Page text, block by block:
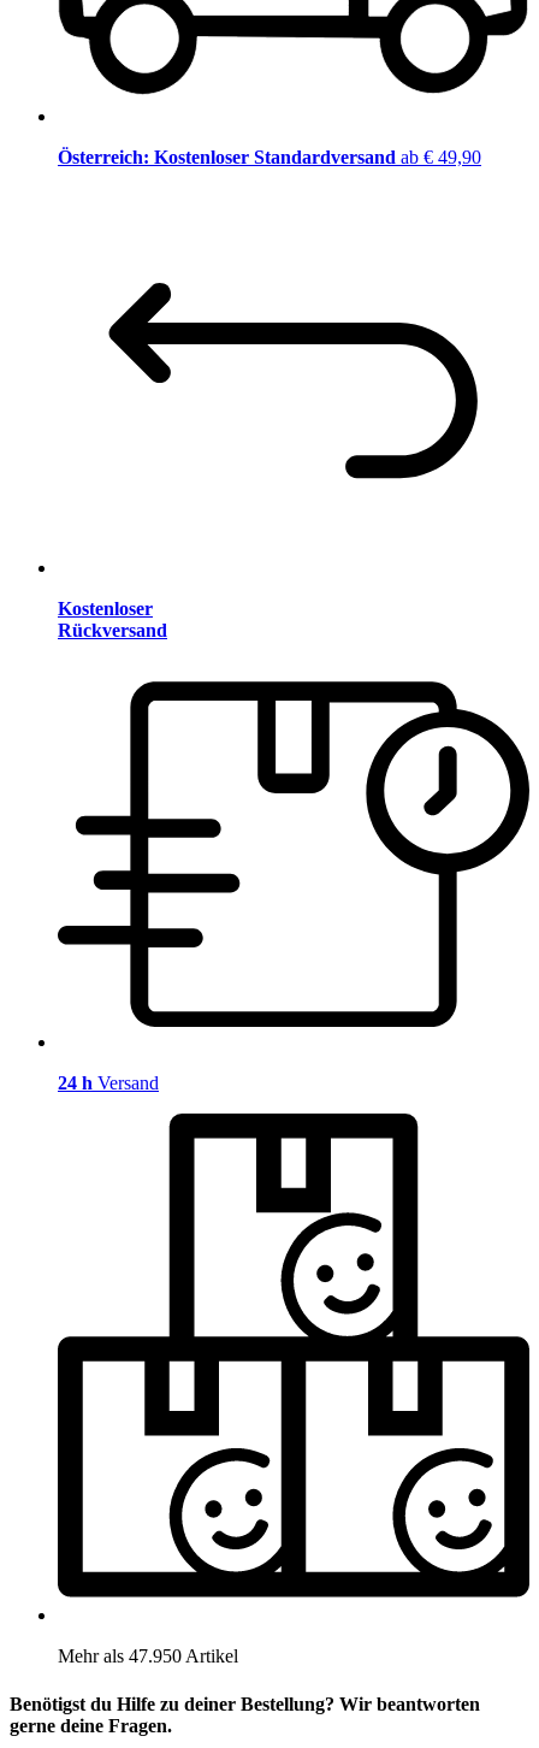
Österreich: Kostenloser Standardversand ab € 49,90
Kostenloser
Rückversand
24 h Versand
Mehr als 47.950 Artikel
Benötigst du Hilfe zu deiner Bestellung? Wir beantworten
gerne deine Fragen.